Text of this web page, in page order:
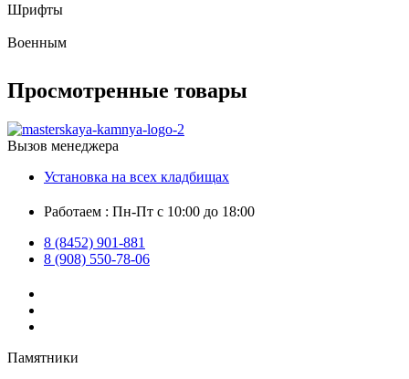
Шрифты
Военным
Просмотренные товары
Вызов менеджера
Установка на всех кладбищах
Работаем : Пн-Пт с 10:00 до 18:00
8 (8452) 901-881
8 (908) 550-78-06
Памятники